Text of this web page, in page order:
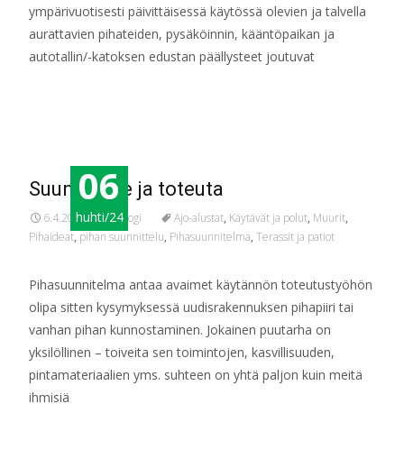
ympärivuotisesti päivittäisessä käytössä olevien ja talvella
aurattavien pihateiden, pysäköinnin, kääntöpaikan ja
autotallin/-katoksen edustan päällysteet joutuvat
06
huhti/24
Suunnittele ja toteuta
6.4.2024 Blogi Ajo-alustat, Käytävät ja polut, Muurit,
Pihaideat, pihan suunnittelu, Pihasuunnitelma, Terassit ja patiot
Pihasuunnitelma antaa avaimet käytännön toteutustyöhön
olipa sitten kysymyksessä uudisrakennuksen pihapiiri tai
vanhan pihan kunnostaminen. Jokainen puutarha on
yksilöllinen – toiveita sen toimintojen, kasvillisuuden,
pintamateriaalien yms. suhteen on yhtä paljon kuin meitä
ihmisiä